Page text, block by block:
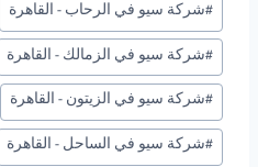
#شركة سيو في الرحاب - القاهرة
#شركة سيو في الزمالك - القاهرة
#شركة سيو في الزيتون - القاهرة
#شركة سيو في الساحل - القاهرة